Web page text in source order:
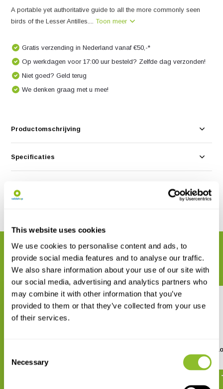
This website uses cookies
We use cookies to personalise content and ads, to
provide social media features and to analyse our traffic.
We also share information about your use of our site with
our social media, advertising and analytics partners who
may combine it with other information that you’ve
provided to them or that they’ve collected from your use
of their services.
Selection
Necessary
A portable yet authoritative guide to all the more commonly seen
birds of the Lesser Antilles....Toon meer
Gratis verzending in Nederland vanaf €50,-*
Op werkdagen voor 17:00 uur besteld? Zelfde dag verzonden!
Niet goed? Geld terug
We denken graag met u mee!
Productomschrijving
Specificaties
GERELATEERDE PRODUCTEN
Maak uw bestelling compleet
Vogels van Curaçao
€ 29,50